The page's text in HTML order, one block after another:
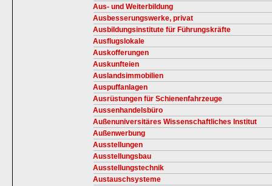
Aus- und Weiterbildung
Ausbesserungswerke, privat
Ausbildungsinstitute für Führungskräfte
Ausflugslokale
Auskofferungen
Auskunfteien
Auslandsimmobilien
Auspuffanlagen
Ausrüstungen für Schienenfahrzeuge
Aussenhandelsbüro
Außenuniversitäres Wissenschaftliches Institut
Außenwerbung
Ausstellungen
Ausstellungsbau
Ausstellungstechnik
Austauschsysteme